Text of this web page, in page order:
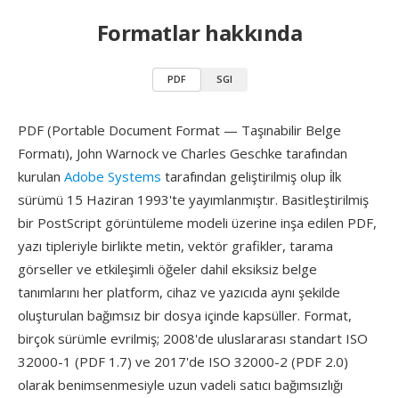
Formatlar hakkında
PDF SGI
PDF (Portable Document Format — Taşınabilir Belge
Formatı), John Warnock ve Charles Geschke tarafından
kurulan Adobe Systems tarafından geliştirilmiş olup i̇lk
sürümü 15 Haziran 1993'te yayımlanmıştır. Basitleştirilmiş
bir PostScript görüntüleme modeli üzerine inşa edilen PDF,
yazı tipleriyle birlikte metin, vektör grafikler, tarama
görseller ve etkileşimli öğeler dahil eksiksiz belge
tanımlarını her platform, cihaz ve yazıcıda aynı şekilde
oluşturulan bağımsız bir dosya içinde kapsüller. Format,
birçok sürümle evrilmiş; 2008'de uluslararası standart ISO
32000-1 (PDF 1.7) ve 2017'de ISO 32000-2 (PDF 2.0)
olarak benimsenmesiyle uzun vadeli satıcı bağımsızlığı